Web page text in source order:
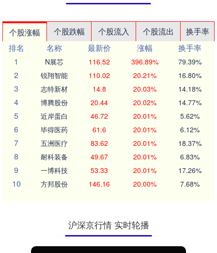
个股涨幅 个股跌幅 个股流入 个股流出
换手率
排名
名称 最新价 涨幅
换手率
1
N展芯 116.52 396.89% 79.39%
2 锐翔智能 110.02 20.21% 16.80%
3 志特新材 14.8 20.03% 14.18%
4 博腾股份 20.44 20.02% 14.77%
5 近岸蛋白 46.72 20.01% 5.62%
6 毕得医药 61.6 20.01% 6.12%
7 五洲医疗 83.62 20.01% 18.37%
8 耐科装备 49.67 20.01% 6.83%
9 一博科技 53.33 20.01% 17.26%
10 方邦股份 146.16 20.00% 7.68%
沪深京行情 实时轮播